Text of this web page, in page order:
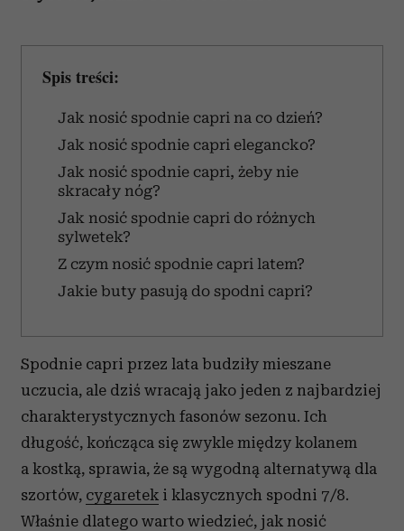
Spis treści:
Jak nosić spodnie capri na co dzień?
Jak nosić spodnie capri elegancko?
Jak nosić spodnie capri, żeby nie
skracały nóg?
Jak nosić spodnie capri do różnych
sylwetek?
Z czym nosić spodnie capri latem?
Jakie buty pasują do spodni capri?
Spodnie capri przez lata budziły mieszane
uczucia, ale dziś wracają jako jeden z najbardziej
charakterystycznych fasonów sezonu. Ich
długość, kończąca się zwykle między kolanem
a kostką, sprawia, że są wygodną alternatywą dla
szortów, cygaretek i klasycznych spodni 7/8.
Właśnie dlatego warto wiedzieć, jak nosić